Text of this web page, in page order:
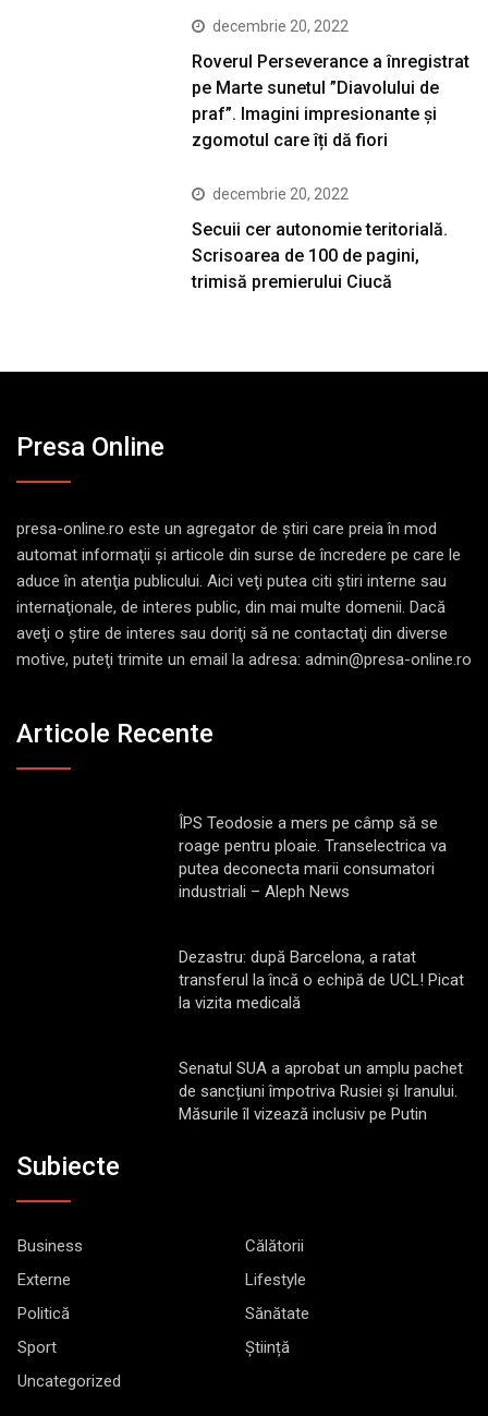
decembrie 20, 2022
Roverul Perseverance a înregistrat
pe Marte sunetul ”Diavolului de
praf”. Imagini impresionante și
zgomotul care îți dă fiori
decembrie 20, 2022
Secuii cer autonomie teritorială.
Scrisoarea de 100 de pagini,
trimisă premierului Ciucă
Presa Online
presa-online.ro este un agregator de ştiri care preia în mod
automat informaţii şi articole din surse de încredere pe care le
aduce în atenţia publicului. Aici veţi putea citi ştiri interne sau
internaţionale, de interes public, din mai multe domenii. Dacă
aveţi o ştire de interes sau doriţi să ne contactaţi din diverse
motive, puteţi trimite un email la adresa: admin@presa-online.ro
Articole Recente
ÎPS Teodosie a mers pe câmp să se
roage pentru ploaie. Transelectrica va
putea deconecta marii consumatori
industriali – Aleph News
Dezastru: după Barcelona, a ratat
transferul la încă o echipă de UCL! Picat
la vizita medicală
Senatul SUA a aprobat un amplu pachet
de sancțiuni împotriva Rusiei și Iranului.
Măsurile îl vizează inclusiv pe Putin
Subiecte
Business
Călătorii
Externe
Lifestyle
Politică
Sănătate
Sport
Știință
Uncategorized